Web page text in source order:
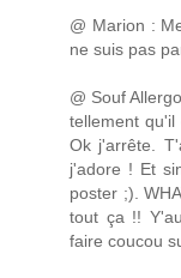
@ Marion :
ne suis pas
@ Souf
tellement
Ok j'arrête.
j'adore ! Et
poster ;).
tout ça !!
faire coucou